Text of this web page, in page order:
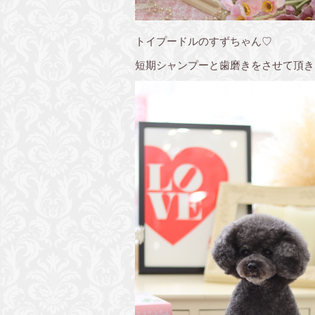
トイプードルのすずちゃん♡
短期シャンプーと歯磨きをさせて頂